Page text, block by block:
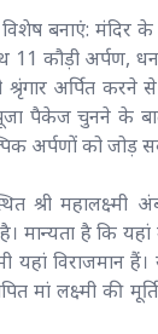
बनाएं: मंदिर के
कौड़ी अर्पण,
अर्पित करने
पूजा पैकेज चुनने के
अर्पणों को जोड़
श्री महालक्ष्मी
मान्यता है कि यहां
विराजमान हैं।
मां लक्ष्मी की